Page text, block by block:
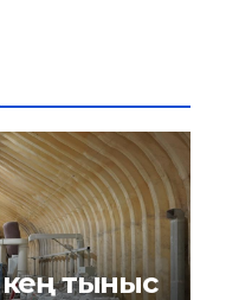
Кәсіпорындарға – кең тыныс